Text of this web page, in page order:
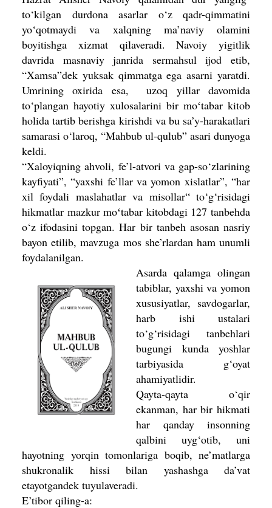
to‘kilgan durdona asarlar o‘z qadr-qimmatini
yo‘qotmaydi va xalqning ma’naviy olamini
boyitishga xiz­mat qilaveradi. Navoiy yigitlik
davrida masnaviy janrida sermahsul ijod etib,
“Xamsa”dek yuksak qimmatga ega asarni yaratdi.
Umrining oxirida esa, uzoq yillar davomida
to‘plangan hayotiy xulosalarini bir moʻtabar kitob
holida tartib berishga kirishdi va bu sa’y-harakatlari
samarasi o‘laroq, “Mahbub ul-qulub” asari dunyoga
keldi.
“Xaloyiqning ahvoli, fe’l-atvori va gap-so‘zlarining
kayfiyati”, “yaxshi fe’llar va yomon xislatlar”, “har
xil foydali maslahatlar va misollar“ to‘g‘risidagi
hikmatlar mazkur moʻtabar kitobdagi 127 tanbehda
o‘z ifodasini topgan. Har bir tanbeh asosan nasriy
bayon etilib, mavzuga mos she’rlardan ham unumli
foydalanilgan.
Asarda qalamga olin­gan
tabiblar, yaxshi va yomon
xususiyatlar, savdo­garlar,
harb ishi ustalari
to‘g‘risidagi tanbeh­lari
bugungi kunda yoshlar
tarbiyasida g‘oyat
ahamiyatlidir.
Qayta-qayta o‘qir
ekanman, har bir hikmati
har qanday insonning
qalbini uyg‘otib, uni
hayotning yorqin tomonlariga boqib, ne’matlarga
shukronalik hissi bilan yashashga da’vat
etayotgandek tuyulaveradi.
E’tibor qiling-a: